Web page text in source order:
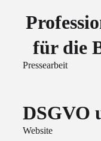
für die
Pressearbeit
DSGVO
Website